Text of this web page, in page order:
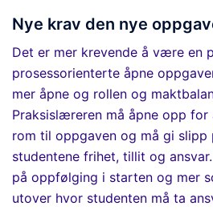
Nye krav den nye
Det er mer krevende å være en
prosessorienterte åpne
mer åpne og rollen og
Praksislæreren må åpne opp for
rom til oppgaven og må gi slipp
studentene frihet, tillit og ansvar.
på oppfølging i starten og mer
utover hvor studenten må ta